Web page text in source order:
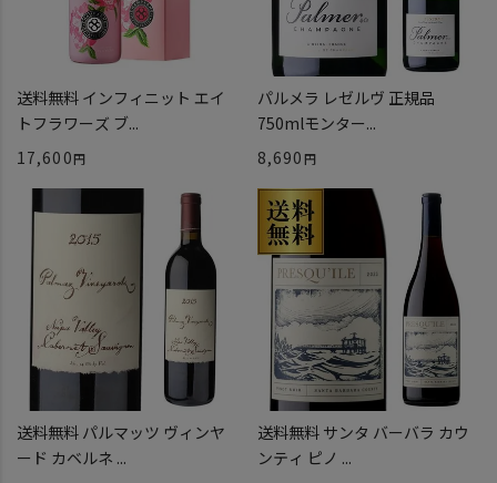
送料無料 インフィニット エイ
トフラワーズ ブ...
17,600
パルメラ レゼルヴ 正規品
750mlモンター...
8,690
送料無料 パルマッツ ヴィンヤ
ード カベルネ ...
送料無料 サンタ バーバラ カウ
ンティ ピノ ...